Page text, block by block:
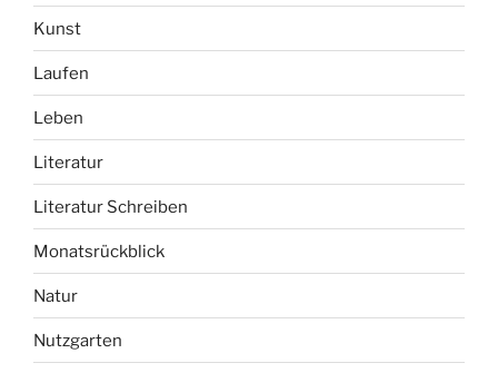
Kunst
Laufen
Leben
Literatur
Literatur Schreiben
Monatsrückblick
Natur
Nutzgarten